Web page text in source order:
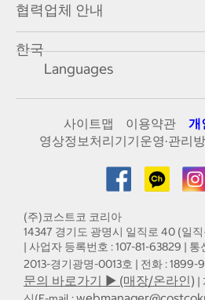
협력업체 안내
한국
Languages
사이트맵 이용약관
개
영상정보처리기기운영·관리
(주)코스트코 코리아
14347 경기도 광명시 일직로 40 (일
| 사업자 등록번호 : 107-81-63829 |
2013-경기광명-0013호 | 전화 : 1899-
문의 바로가기 ▶ (매장/온라인) |